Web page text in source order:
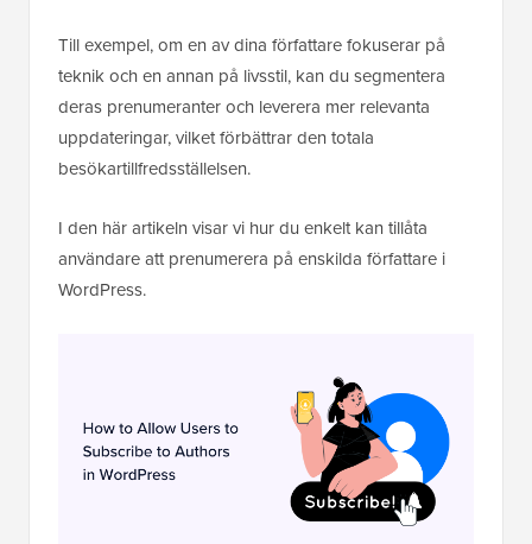
Till exempel, om en av dina författare fokuserar på
teknik och en annan på livsstil, kan du segmentera
deras prenumeranter och leverera mer relevanta
uppdateringar, vilket förbättrar den totala
besökartillfredsställelsen.
I den här artikeln visar vi hur du enkelt kan tillåta
användare att prenumerera på enskilda författare i
WordPress.